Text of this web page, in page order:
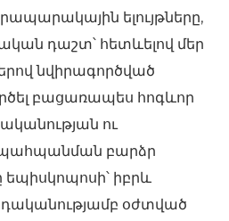
ելույթները,
դաշտ՝ հետևելով մեր
նվիրագործված
բացառապես հոգևոր
ու
բարձր
եպիսկոպոսի՝ իբրև
օժտված